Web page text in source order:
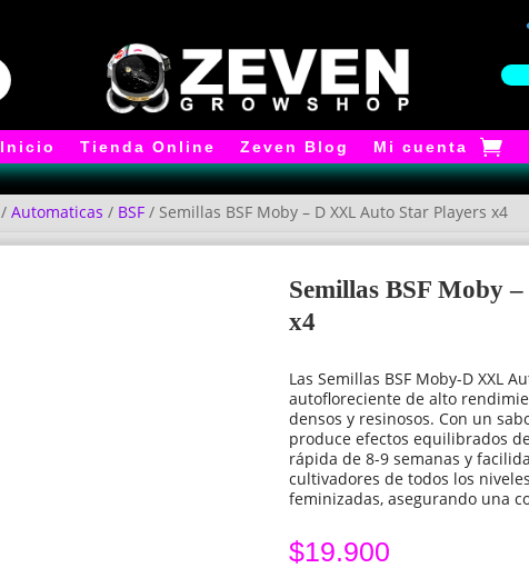
Inicio Tienda Online Zeven Blog Mi cuenta
/ Automaticas / BSF / Semillas BSF Moby – D XXL Auto Star Players x4
Semillas BSF Moby
x4
Las Semillas BSF Moby-D XXL
autofloreciente de alto
densos y resinosos. Con un
produce efectos equilibrados
rápida de 8-9 semanas y
cultivadores de todos los
feminizadas, asegurando una
$19.900